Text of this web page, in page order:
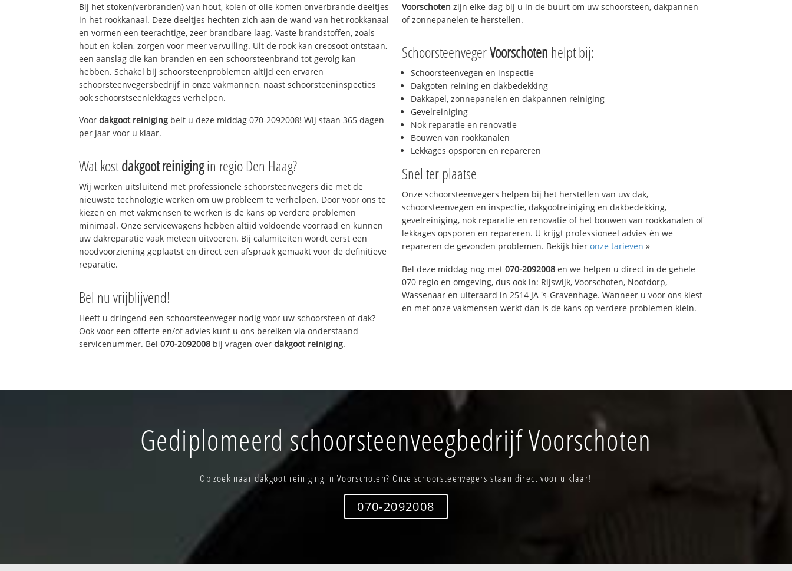
Bij het stoken(verbranden) van hout, kolen of olie komen onverbrande deeltjes
in het rookkanaal. Deze deeltjes hechten zich aan de wand van het rookkanaal
en vormen een teerachtige, zeer brandbare laag. Vaste brandstoffen, zoals
hout en kolen, zorgen voor meer vervuiling. Uit de rook kan creosoot ontstaan,
een aanslag die kan branden en een schoorsteenbrand tot gevolg kan
hebben. Schakel bij schoorsteenproblemen altijd een ervaren
schoorsteenvegersbedrijf in onze vakmannen, naast schoorsteeninspecties
ook schoorstseenlekkages verhelpen.
Voordakgoot reiniging belt u deze middag 070-2092008! Wij staan 365 dagen
per jaar voor u klaar.
Wat kostdakgoot reinigingin regio Den Haag?
Wij werken uitsluitend met professionele schoorsteenvegers die met de
nieuwste technologie werken om uw probleem te verhelpen. Door voor ons te
kiezen en met vakmensen te werken is de kans op verdere problemen
minimaal. Onze servicewagens hebben altijd voldoende voorraad en kunnen
uw dakreparatie vaak meteen uitvoeren. Bij calamiteiten wordt eerst een
noodvoorziening geplaatst en direct een afspraak gemaakt voor de definitieve
reparatie.
Bel nu vrijblijvend!
Heeft u dringend een schoorsteenveger nodig voor uw schoorsteen of dak?
Ook voor een offerte en/of advies kunt u ons bereiken via onderstaand
servicenummer. Bel070-2092008 bij vragen overdakgoot reiniging.
Voorschoten zijn elke dag bij u in de buurt om uw schoorsteen, dakpannen
of zonnepanelen te herstellen.
SchoorsteenvegerVoorschoten helpt bij:
Schoorsteenvegen en inspectie
Dakgoten reining en dakbedekking
Dakkapel, zonnepanelen en dakpannen reiniging
Gevelreiniging
Nok reparatie en renovatie
Bouwen van rookkanalen
Lekkages opsporen en repareren
Snel ter plaatse
Onze schoorsteenvegers helpen bij het herstellen van uw dak,
schoorsteenvegen en inspectie, dakgootreiniging en dakbedekking,
gevelreiniging, nok reparatie en renovatie of het bouwen van rookkanalen of
lekkages opsporen en repareren. U krijgt professioneel advies én we
repareren de gevonden problemen. Bekijk hier onze tarieven »
Bel deze middag nog met 070-2092008 en we helpen u direct in de gehele
070 regio en omgeving, dus ook in: Rijswijk, Voorschoten, Nootdorp,
Wassenaar en uiteraard in 2514 JA 's-Gravenhage. Wanneer u voor ons kiest
en met onze vakmensen werkt dan is de kans op verdere problemen klein.
Gediplomeerd schoorsteenveegbedrijf Voorschoten
Op zoek naar dakgoot reiniging in Voorschoten? Onze schoorsteenvegers staan direct voor u klaar!
070-2092008